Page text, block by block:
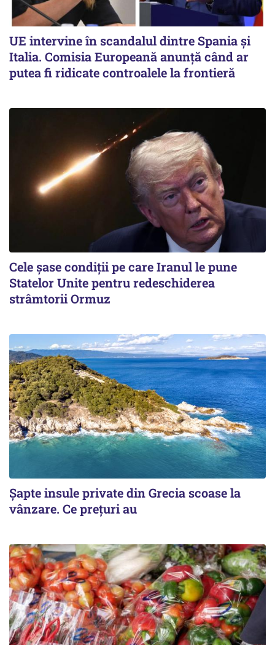
UE intervine în scandalul dintre Spania și
Italia. Comisia Europeană anunță când ar
putea fi ridicate controalele la frontieră
Cele șase condiții pe care Iranul le pune
Statelor Unite pentru redeschiderea
strâmtorii Ormuz
Șapte insule private din Grecia scoase la
vânzare. Ce prețuri au